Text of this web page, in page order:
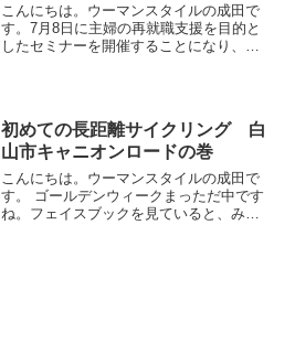
こんにちは。ウーマンスタイルの成田で
す。7月8日に主婦の再就職支援を目的と
したセミナーを開催することになり、そ
初めての長距離サイクリング 白
山市キャニオンロードの巻
こんにちは。ウーマンスタイルの成田で
す。 ゴールデンウィークまっただ中です
ね。フェイスブックを見ていると、みん